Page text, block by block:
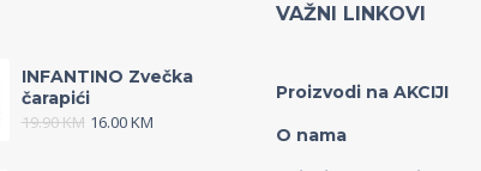
INFANTINO Zvečka
čarapići
19.90KM 16.00KM
VAŽNI LINKOVI
Proizvodi na AKCIJI
O nama